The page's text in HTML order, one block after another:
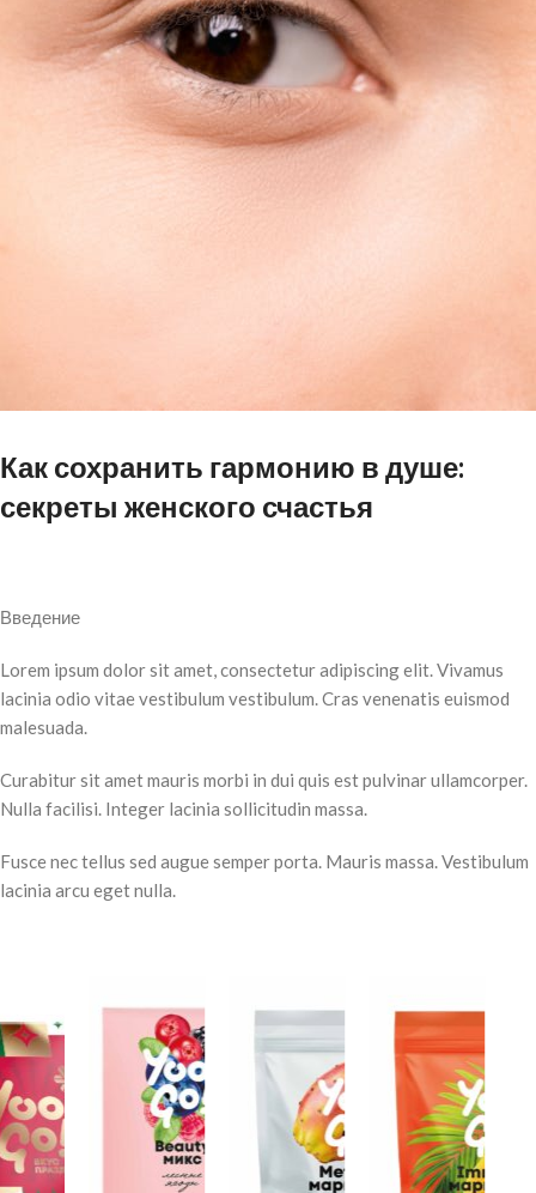
Как сохранить гармонию в душе:
секреты женского счастья
Введение
Lorem ipsum dolor sit amet, consectetur adipiscing elit. Vivamus
lacinia odio vitae vestibulum vestibulum. Cras venenatis euismod
malesuada.
Curabitur sit amet mauris morbi in dui quis est pulvinar ullamcorper.
Nulla facilisi. Integer lacinia sollicitudin massa.
Fusce nec tellus sed augue semper porta. Mauris massa. Vestibulum
lacinia arcu eget nulla.